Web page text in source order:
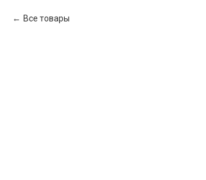
Все товары